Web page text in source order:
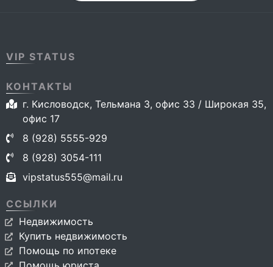
VIP STATUS
КОНТАКТЫ
г. Кисловодск, Тельмана 3, офис 33 / Широкая 35,
офис 17
8 (928) 5555-929
8 (928) 3054-111
vipstatus555@mail.ru
ССЫЛКИ
Недвижимость
Купить недвижимость
Помощь по ипотеке